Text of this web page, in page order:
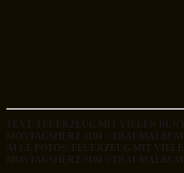
TEXT: FEUERZEUG MIT VIELEN
MONTAGSHERZ #104
ALLE FOTOS: FEUERZEUG MIT
MONTAGSHERZ #104